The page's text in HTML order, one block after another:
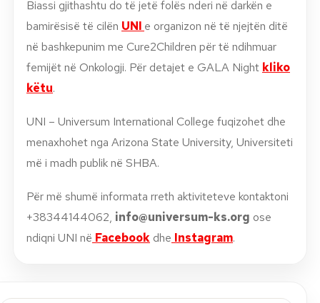
Biassi gjithashtu do të jetë folës nderi në darkën e
bamirësisë të cilën UNI e organizon në të njejtën ditë
në bashkepunim me Cure2Children për të ndihmuar
femijët në Onkologji. Për detajet e GALA Night kliko
këtu.
UNI – Universum International College fuqizohet dhe
menaxhohet nga Arizona State University, Universiteti
më i madh publik në SHBA.
Për më shumë informata rreth aktiviteteve kontaktoni
+38344144062, info@universum-ks.org ose
ndiqni UNI në Facebook dhe Instagram.